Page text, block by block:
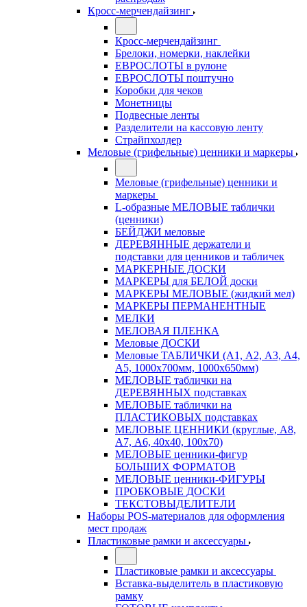
Кросс-мерчендайзинг
Кросс-мерчендайзинг
Брелоки, номерки, наклейки
ЕВРОСЛОТЫ в рулоне
ЕВРОСЛОТЫ поштучно
Коробки для чеков
Монетницы
Подвесные ленты
Разделители на кассовую ленту
Страйпхолдер
Меловые (грифельные) ценники и маркеры
Меловые (грифельные) ценники и
маркеры
L-образные МЕЛОВЫЕ таблички
(ценники)
БЕЙДЖИ меловые
ДЕРЕВЯННЫЕ держатели и
подставки для ценников и табличек
МАРКЕРНЫЕ ДОСКИ
МАРКЕРЫ для БЕЛОЙ доски
МАРКЕРЫ МЕЛОВЫЕ (жидкий мел)
МАРКЕРЫ ПЕРМАНЕНТНЫЕ
МЕЛКИ
МЕЛОВАЯ ПЛЕНКА
Меловые ДОСКИ
Меловые ТАБЛИЧКИ (А1, А2, А3, А4,
А5, 1000х700мм, 1000х650мм)
МЕЛОВЫЕ таблички на
ДЕРЕВЯННЫХ подставках
МЕЛОВЫЕ таблички на
ПЛАСТИКОВЫХ подставках
МЕЛОВЫЕ ЦЕННИКИ (круглые, А8,
А7, А6, 40х40, 100х70)
МЕЛОВЫЕ ценники-фигур
БОЛЬШИХ ФОРМАТОВ
МЕЛОВЫЕ ценники-ФИГУРЫ
ПРОБКОВЫЕ ДОСКИ
ТЕКСТОВЫДЕЛИТЕЛИ
Наборы POS-материалов для оформления
мест продаж
Пластиковые рамки и аксессуары
Пластиковые рамки и аксессуары
Вставка-выделитель в пластиковую
рамку